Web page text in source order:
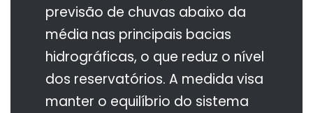
previsão de chuvas abaixo da
média nas principais bacias
hidrográficas, o que reduz o nível
dos reservatórios. A medida visa
manter o equilíbrio do sistema